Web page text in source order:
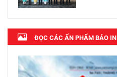
ĐỌC CÁC ẤN PHẨM BÁO IN